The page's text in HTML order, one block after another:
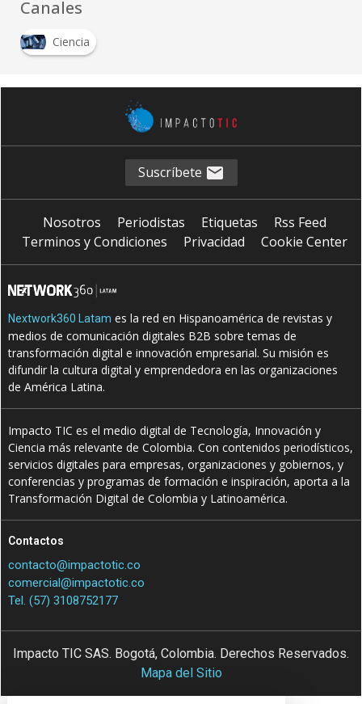
Canales
Ciencia
Suscríbete
Nosotros Periodistas Etiquetas
Rss Feed
Terminos y Condiciones
Privacidad Cookie Center
Nextwork360 Latam es la red en Hispanoamérica de revistas y
medios de comunicación digitales B2B sobre temas de
transformación digital e innovación empresarial. Su misión es
difundir la cultura digital y emprendedora en las organizaciones
de América Latina.
Impacto TIC es el medio digital de Tecnología, Innovación y
Ciencia más relevante de Colombia. Con contenidos periodísticos,
servicios digitales para empresas, organizaciones y gobiernos, y
conferencias y programas de formación e inspiración, aporta a la
Transformación Digital de Colombia y Latinoamérica.
Contactos
contacto@impactotic.co
comercial@impactotic.co
Tel. (57) 3108752177
Impacto TIC SAS. Bogotá, Colombia. Derechos Reservados.
Mapa del Sitio